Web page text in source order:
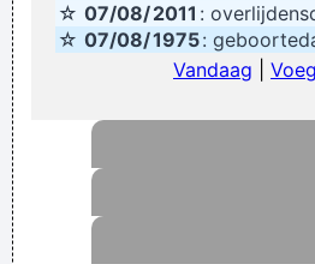
samenzweringen en
Verknoei
☆ 07/08/2011 :
☆ 07/08/1975:
Vandaag